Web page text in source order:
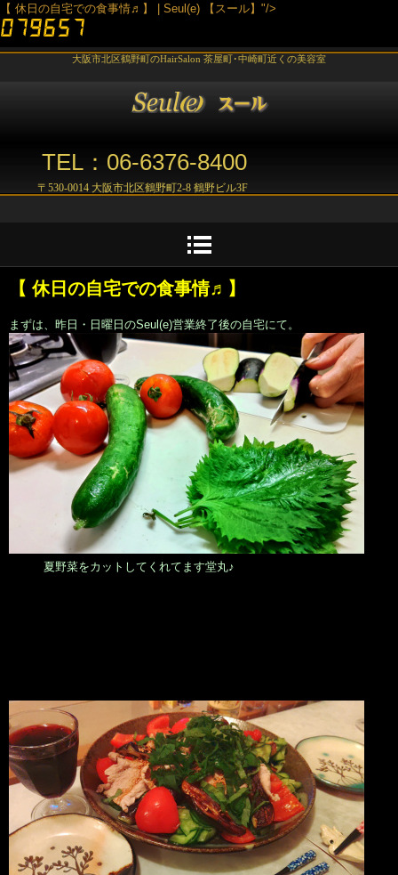
【 休日の自宅での食事情♬】 | Seul(e) 【スール】"/>
大阪市北区鶴野町のHairSalon 茶屋町･中崎町近くの美容室
TEL：06-6376-8400
〒530-0014 大阪市北区鶴野町2-8 鶴野ビル3F
【 休日の自宅での食事情♬】
まずは、昨日・日曜日のSeul(e)営業終了後の自宅にて。
夏野菜をカットしてくれてます堂丸♪